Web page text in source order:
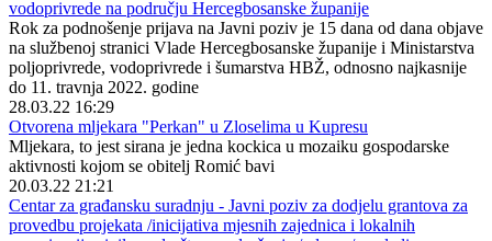
vodoprivrede na području Hercegbosanske županije
Rok za podnošenje prijava na Javni poziv je 15 dana od dana objave
na službenoj stranici Vlade Hercegbosanske županije i Ministarstva
poljoprivrede, vodoprivrede i šumarstva HBŽ, odnosno najkasnije
do 11. travnja 2022. godine
28.03.22 16:29
Otvorena mljekara "Perkan" u Zloselima u Kupresu
Mljekara, to jest sirana je jedna kockica u mozaiku gospodarske
aktivnosti kojom se obitelj Romić bavi
20.03.22 21:21
Centar za građansku suradnju - Javni poziv za dodjelu grantova za
provedbu projekata /inicijativa mjesnih zajednica i lokalnih